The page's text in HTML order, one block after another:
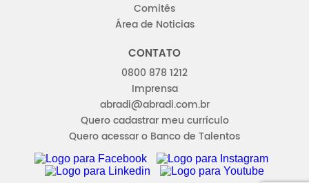
Comitês
Área de Noticias
CONTATO
0800 878 1212
Imprensa
abradi@abradi.com.br
Quero cadastrar meu currículo
Quero acessar o Banco de Talentos
FACEBOOK INSTAGRAM
LINKEDIN YOUTUBE